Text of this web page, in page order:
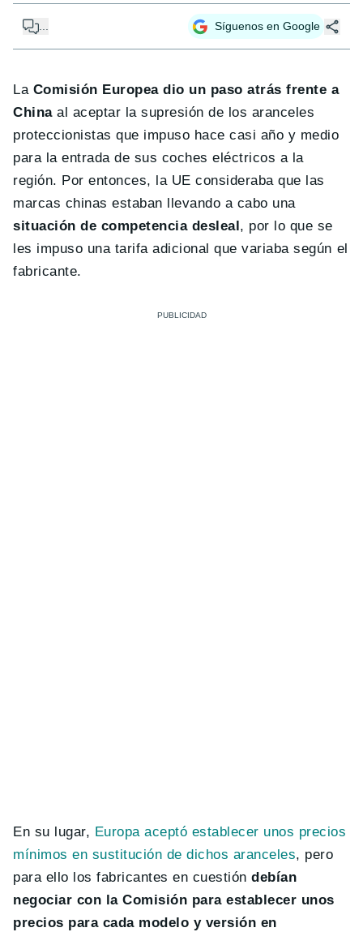
Síguenos en Google
La Comisión Europea dio un paso atrás frente a
Chinaal aceptar la supresión de los aranceles
proteccionistas que impuso hace casi año y medio
para la entrada de sus coches eléctricos a la
región. Por entonces, la UE consideraba que las
marcas chinas estaban llevando a cabo una
situación de competencia desleal, por lo que se
les impuso una tarifa adicional que variaba según el
fabricante.
En su lugar, Europa aceptó establecer unos precios
mínimos en sustitución de dichos aranceles, pero
para ello los fabricantes en cuestióndebían
negociar con la Comisión para establecer unos
precios para cada modelo y versión en